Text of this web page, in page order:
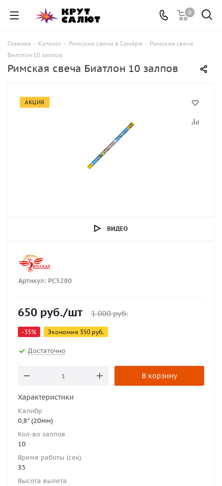
0
Главная - Каталог - Римские свечи в Самаре - Римская свеча
Биатлон 10 залпов
Римская свеча Биатлон 10 залпов
АКЦИЯ
ВИДЕО
Артикул: РС5280
650 руб./шт 1 000руб.
-35% Экономия 350 руб.
Достаточно
В корзину
Характеристики
Калибр
0,8" (20мм)
Кол-во залпов
10
Время работы (сек)
35
Высота вылета